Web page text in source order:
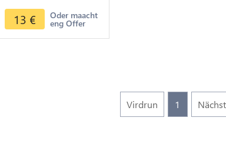
1965 UNC
13 € Oder maacht
eng Offer
Virdrun 1 Nächst